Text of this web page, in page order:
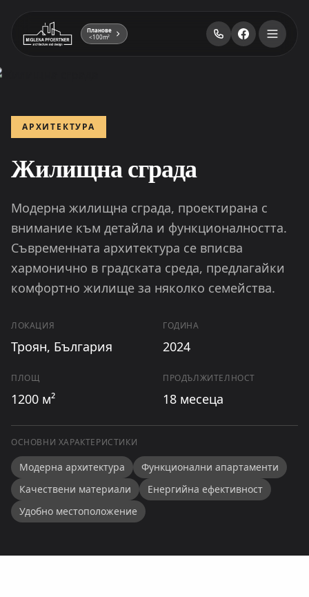
Планове
<100m²
АРХИТЕКТУРА
Жилищна сграда
Модерна жилищна сграда, проектирана с
внимание към детайла и функционалността.
Съвременната архитектура се вписва
хармонично в градската среда, предлагайки
комфортно жилище за няколко семейства.
ЛОКАЦИЯ
Троян, България
ГОДИНА
2024
ПЛОЩ
1200 м²
ПРОДЪЛЖИТЕЛНОСТ
18 месеца
ОСНОВНИ ХАРАКТЕРИСТИКИ
Модерна архитектура
Функционални апартаменти
Качествени материали
Енергийна ефективност
Удобно местоположение